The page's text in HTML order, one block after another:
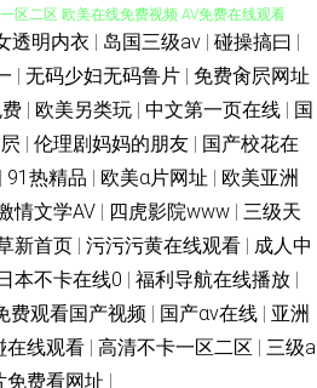
逼视频 国产污片91视频 日本高清免费电影
福利视频导航 精品无码成人无码专区 ts人
国产免费 91精品一卡二卡 四虎成人影音 福
麻豆精品在线 91擦入内射 51AV视频网站 黄
视频 日韩视频在线播放 含羞草院网站在线
资源在线 超碰人人少妇丝袜 久久嫩草精品
网站 豆花免费观看吃瓜网址 大奶日日日 欧
91美女视频在线观 五月天性 传媒视频传媒
色小网站秘密入口 色色小网站 日本三级性
一破译版 91大神唐伯虎合集 无码高清三区
女床上片免费 91女生视频 熟女91 国产精品
逼视频 国产污片91视频 日本高清免费电影
透明内衣 | 岛国三级av | 碰操搞曰 |
| 无码少妇无码鲁片 | 免费肏屄网址
| 欧美另类玩 | 中文第一页在线 | 国
| 伦理剧妈妈的朋友 | 国产校花在
| 91热精品 | 欧美α片网址 | 欧美亚洲
情文学AV | 四虎影院www | 三级天
新首页 | 污污污黄在线观看 | 成人中
本不卡在线0 | 福利导航在线播放 |
费观看国产视频 | 国产αv在线 | 亚洲
在线观看 | 高清不卡一区二区 | 三级a
免费看网址 |